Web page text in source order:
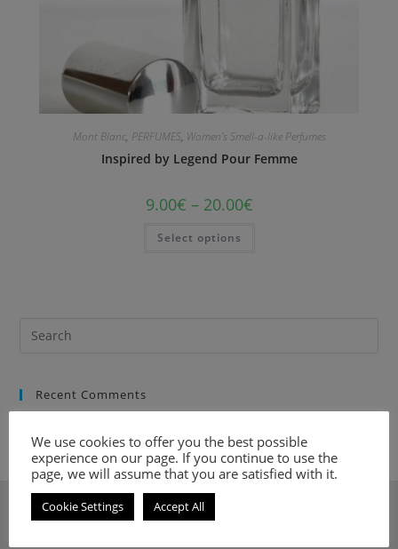
Mont Blanc, PERFUMES, Women's Smell-a-like Perfumes
Inspired by Legend Pour Femme
9.00€ – 20.00€
Select options
Recent Comments
ΣΧΕΤΙΚΑ
We use cookies to offer you the best possible
experience on our page. If you continue to use the
page, we will assume that you are satisfied with it.
Cookie Settings Accept All